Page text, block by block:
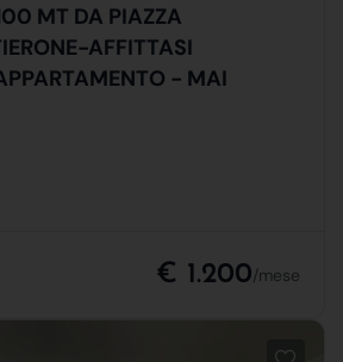
MT DA PIAZZA
AFFITTASI
- MAI
€ 1.200/mese